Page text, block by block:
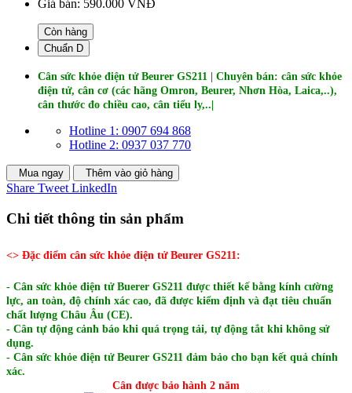
Giá bán: 590.000 VNĐ
Còn hàng
Chuẩn D
Cân sức khỏe điện tử Beurer GS211 | Chuyên bán: cân sức khỏe
điện tử, cân cơ (các hãng Omron, Beurer, Nhơn Hòa, Laica,..),
cân thước đo chiều cao, cân tiểu ly,..|
Hotline 1: 0907 694 868
Hotline 2: 0937 037 770
Mua ngay Thêm vào giỏ hàng
Share Tweet LinkedIn
Chi tiết thông tin sản phẩm
<> Đặc điểm cân sức khỏe điện tử Beurer GS211:
- Cân sức khỏe điện tử Buerer GS211 được thiết kế bằng kính cường
lực, an toàn, độ chính xác cao, đã được kiểm định và đạt tiêu chuẩn
chất lượng Châu Âu (CE).
- Cân tự động cảnh báo khi quá trọng tải, tự động tắt khi không sử
dụng.
- Cân sức khỏe điện tử Beurer GS211 đảm bảo cho bạn kết quả chính
xác.
Cân được bảo hành 2 năm